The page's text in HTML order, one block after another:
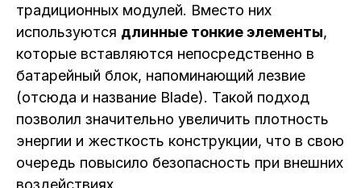
традиционных модулей. Вместо них
используются длинные тонкие элементы,
которые вставляются непосредственно в
батарейный блок, напоминающий лезвие
(отсюда и название Blade). Такой подход
позволил значительно увеличить плотность
энергии и жесткость конструкции, что в свою
очередь повысило безопасность при внешних
воздействиях.